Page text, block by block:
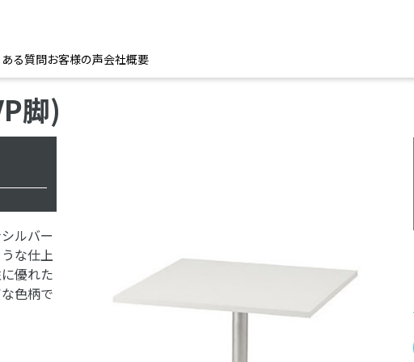
る質問お客様の声会社概要
脚)
ルバー
な仕上
優れた
色柄で